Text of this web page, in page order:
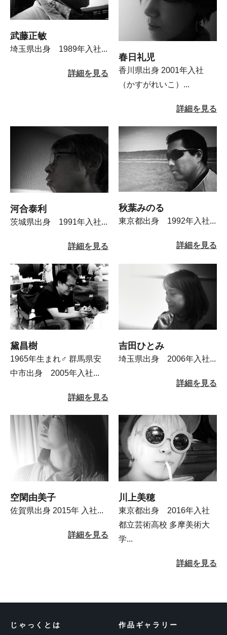
武藤正敏
埼玉県出身 1989年入社...
詳細を見る
春日礼児
香川県出身 2001年入社
（かすがれいこ）...
詳細を見る
河合泰利
茨城県出身 1991年入社...
詳細を見る
秋葉みのる
東京都出身 1992年入社...
詳細を見る
黛昌樹
1965年生まれ♂ 群馬県安
中市出身 2005年入社...
詳細を見る
吉田ひとみ
埼玉県出身 2006年入社...
詳細を見る
空閑由美子
佐賀県出身 2015年 入社...
詳細を見る
川上美穂
東京都出身 2016年入社
都立芸術高校 多摩美術大
学...
詳細を見る
じゃっくとは
作品ギャラリー